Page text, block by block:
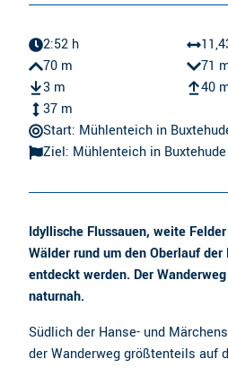
2:52 h
70 m
71
3 m
40
37 m
Start: Mühlenteich in
Ziel: Mühlenteich in Buxtehude
Idyllische Flussauen, weite
Wälder rund um den Oberlauf
entdeckt werden. Der
naturnah.
Südlich der Hanse- und
der Wanderweg größtenteils auf